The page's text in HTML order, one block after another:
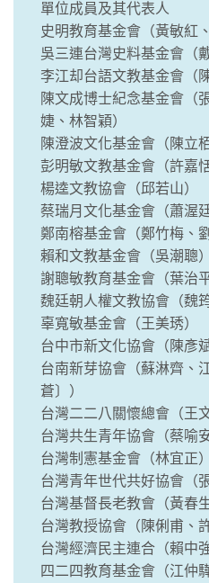
單位成員及其代表人
史明教育基金會（黃敏紅
吳三連台灣史料基金會（
李江却台語文教基金會（
陳文成博士紀念基金會（
婕、林智穎）
陳澄波文化基金會（陳立栢
彭明敏文教基金會（許嘉
楊逵文教協會（邱若山）
蔡瑞月文化基金會（蕭渥
鄭南榕基金會（鄭竹梅、
賴和文教基金會（吳潮聰）
謝聰敏教育基金會（葉治平
魏廷朝人權文教協會（魏筠
辜寬敏基金會（王美琇）
台中市新文化協會（陳彥
台南新芽協會（蘇淋齊、
蒼〕）
台灣二二八關懷總會（王
台灣共生青年協會（蔡喻
台灣制憲基金會（林宜正）
台灣青年世代共好協會（
台灣基督長老教會（黃春
台灣教授協會（陳俐甫、
台灣經濟民主連合（賴中
四二四教育基金會（江仲